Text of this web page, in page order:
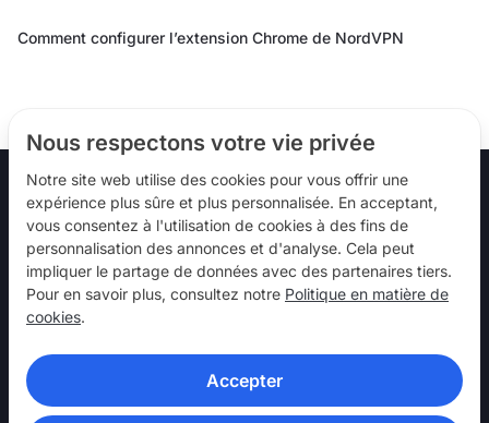
Nous respectons votre vie privée
Notre site web utilise des cookies pour vous offrir une
expérience plus sûre et plus personnalisée. En acceptant,
vous consentez à l'utilisation de cookies à des fins de
personnalisation des annonces et d'analyse. Cela peut
impliquer le partage de données avec des partenaires tiers.
Pour en savoir plus, consultez notre Politique en matière de
cookies.
Accepter
Comment configurer l’extension Chrome de NordVPN
Suivez-nous
NordVPN